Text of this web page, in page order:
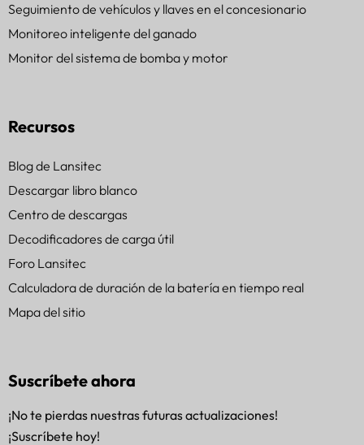
Seguimiento de vehículos y llaves en el concesionario
Monitoreo inteligente del ganado
Monitor del sistema de bomba y motor
Recursos
Blog de Lansitec
Descargar libro blanco
Centro de descargas
Decodificadores de carga útil
Foro Lansitec
Calculadora de duración de la batería en tiempo real
Mapa del sitio
Suscríbete ahora
¡No te pierdas nuestras futuras actualizaciones!
¡Suscríbete hoy!